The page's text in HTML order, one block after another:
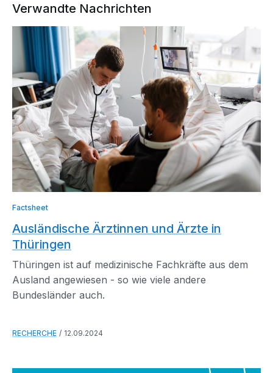
Verwandte Nachrichten
Factsheet
Ausländische Ärztinnen und Ärzte in
Thüringen
Thüringen ist auf medizinische Fachkräfte aus dem
Ausland angewiesen - so wie viele andere
Bundesländer auch.
RECHERCHE 12.09.2024